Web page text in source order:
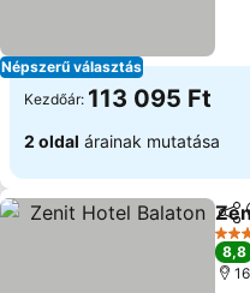
Népszerű választás
Kezdőár: 113 095 Ft
2 oldal árainak mutatása
4
8,8